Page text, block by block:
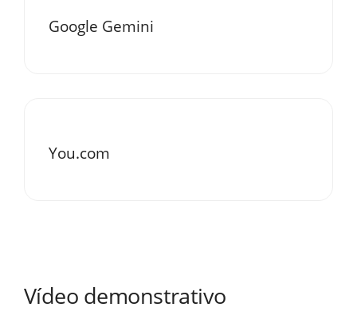
Google Gemini
You.com
Vídeo demonstrativo